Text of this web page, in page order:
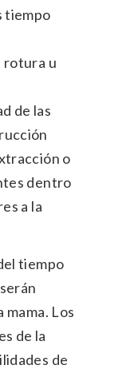
tiempo
rotura u
de las
o
dentro
a la
tiempo
Los
de la
de